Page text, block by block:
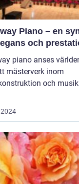
Piano – en
och
piano anses
mästerverk inom
och